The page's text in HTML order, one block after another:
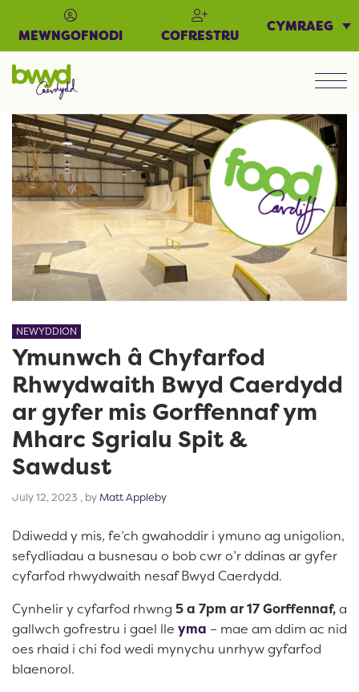
MEWNGOFNODI COFRESTRU
CYMRAEG
NEWYDDION
Ymunwch â Chyfarfod
Rhwydwaith Bwyd Caerdydd
ar gyfer mis Gorffennaf ym
Mharc Sgrialu Spit &
Sawdust
July 12, 2023 July 12, 2023
, by Matt Appleby
Ddiwedd y mis, fe’ch gwahoddir i ymuno ag unigolion,
sefydliadau a busnesau o bob cwr o’r ddinas ar gyfer
cyfarfod rhwydwaith nesaf Bwyd Caerdydd.
Cynhelir y cyfarfod rhwng 5 a 7pm ar 17 Gorffennaf,a
gallwch gofrestru i gael lle yma – mae am ddim ac nid
oes rhaid i chi fod wedi mynychu unrhyw gyfarfod
blaenorol.